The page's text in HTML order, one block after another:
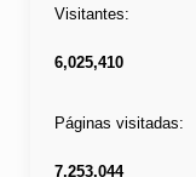
Visitantes:
6,025,410
Páginas visitadas:
7,253,044